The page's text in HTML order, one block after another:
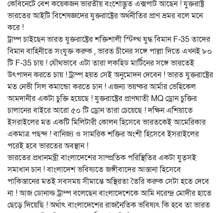
কেবিনেটে বেশ কয়েকজন ভারতীয় বংশোদ্ভুত এক্সপার্ট আছেন ! যুক্তরাষ্ট্র
ভারতের আইটি বিশেষজ্ঞদের যুক্তরাষ্ট্রের অর্থনীতির প্রাণ ভ্রমর বলে মনে
করে !
ট্রাম্প চাইছেন ভারত যুক্তরাষ্ট্রের শক্তিশালী স্টিল্থ যুদ্ধ বিমান F-35 তাদের
বিমান বাহিনীতে সংযুক্ত করুক , ভারত চীনের সঙ্গে পাল্লা দিতে এখনই ৮০
টি F-35 চায় ! যৌথভাবে এটা তারা লকহিড মার্টিনের সঙ্গে ভারতেই
উৎপাদন করতে চায় ! ট্রাম্প হয়ত সেই অনুমোদন দেবেন ! ভারত যুক্তরাষ্ট্রের
মত নেভী সিল কমান্ডো করতে চান ! এজন্য ভয়ন্কর আর্মার ভেহিকেল
আমদানীর একটা চুক্তি হয়েছে ! যুক্তরাষ্ট্রের প্রাণঘাতী MQ ড্রোন চুক্তির
চালানের বাইরে আরো ৫০ টি ড্রোন তারা চেয়েছে ! দক্ষিন এশিয়াতে
ইসরাইলের মত একটি মিলিটারী কোলন হিসেবে ভারতকেই আমেরিকার
একমাত্র পছন্দ ! বানিজ্য ও সামরিক শক্তির অংশী হিসেবে ইসরাইলের
পরেই হবে ভারতের অবস্থান !
ভারতের প্রধানমন্ত্রী বাংলাদেশের সাম্প্রতিক পরিস্থিতির একটা যুত্সই
সমাধান চান ! বাংলাদেশ ভবিষ্যতে জঙ্গীবাদের আস্তানা হিসেবে
পাকিস্তানের মতই সবসময় সীমান্তে অস্থিরতা তৈরি করুক সেটা হতে দেবে
না ! আজ ডোনাল্ড ট্রাম্প বলেছেন বাংলাদেশেকে আমি নরেন্দ্র মোদীর হাতে
ছেড়ে দিয়েছি ! অর্থাৎ বাংলাদেশের রাজনৈতিক ভবিষ্যৎ কি হবে তা ভারত